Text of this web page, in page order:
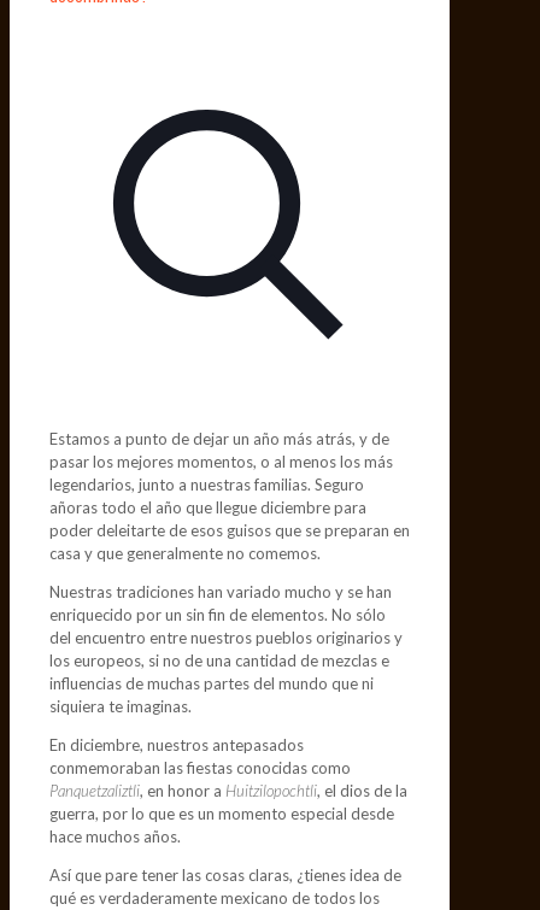
Estamos a punto de dejar un año más atrás, y de
pasar los mejores momentos, o al menos los más
legendarios, junto a nuestras familias. Seguro
añoras todo el año que llegue diciembre para
poder deleitarte de esos guisos que se preparan en
casa y que generalmente no comemos.
Nuestras tradiciones han variado mucho y se han
enriquecido por un sin fin de elementos. No sólo
del encuentro entre nuestros pueblos originarios y
los europeos, si no de una cantidad de mezclas e
influencias de muchas partes del mundo que ni
siquiera te imaginas.
En diciembre, nuestros antepasados
conmemoraban las fiestas conocidas como
Panquetzaliztli, en honor a Huitzilopochtli, el dios de la
guerra, por lo que es un momento especial desde
hace muchos años.
Así que pare tener las cosas claras, ¿tienes idea de
qué es verdaderamente mexicano de todos los